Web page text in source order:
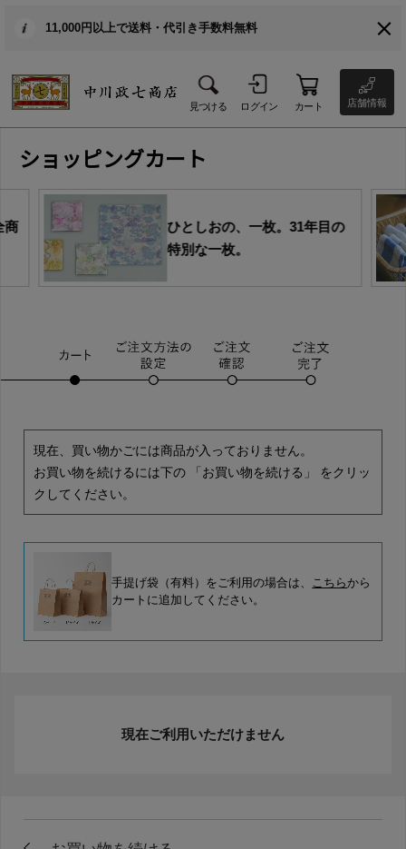
11,000円以上で送料・代引き手数料無料
見つける ログイン カート 店舗情報
ショッピングカート
ひとしおの、一枚。31年目の
特別な一枚。
今だけの
集めまし
現在、買い物かごには商品が入っておりません。
お買い物を続けるには下の 「お買い物を続ける」 をクリッ
クしてください。
手提げ袋（有料）をご利用の場合は、 こちらから
カートに追加してください。
現在ご利用いただけません